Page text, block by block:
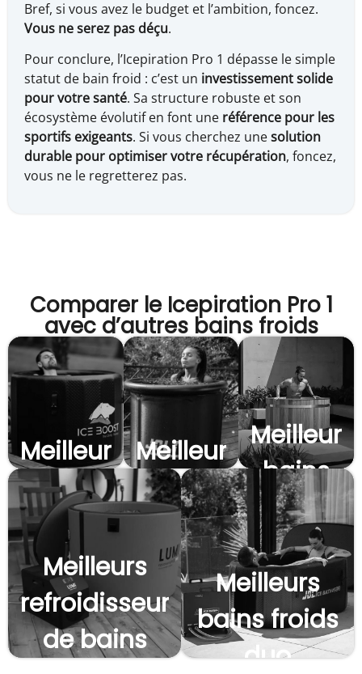
Bref, si vous avez le budget et l’ambition, foncez.
Vous ne serez pas déçu.
Pour conclure, l’Icepiration Pro 1 dépasse le simple
statut de bain froid : c’est un investissement solide
pour votre santé. Sa structure robuste et son
écosystème évolutif en font une référence pour les
sportifs exigeants. Si vous cherchez unesolution
durable pour optimiser votre récupération, foncez,
vous ne le regretterez pas.
Comparer le Icepiration Pro 1
avec d’autres bains froids
Meilleurs
bains
froids
Meilleurs
bains
froids
portables
Meilleurs
bains
froids
Meilleurs
refroidisseurs
de bains
Meilleurs
bains froids
duo